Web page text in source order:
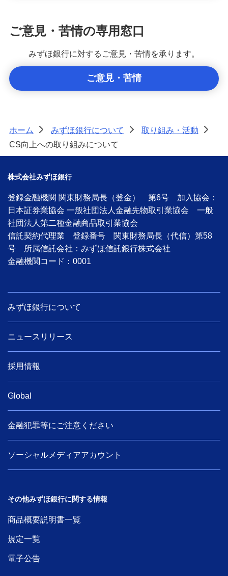
ご意見・苦情の専用窓口
みずほ銀行に対するご意見・苦情を承ります。
ご意見・苦情
ホーム > みずほ銀行について > 取り組み・活動
>
CS向上への取り組みについて
株式会社みずほ銀行
登録金融機関 関東財務局長（登金） 第6号 加入協会：
日本証券業協会 一般社団法人金融先物取引業協会 一般
社団法人第二種金融商品取引業協会
信託契約代理業 登録番号 関東財務局長（代信）第58
号 所属信託会社：みずほ信託銀行株式会社
金融機関コード：0001
みずほ銀行について
ニュースリリース
採用情報
Global
金融犯罪等にご注意ください
ソーシャルメディアアカウント
その他みずほ銀行に関する情報
商品概要説明書一覧
規定一覧
電子公告